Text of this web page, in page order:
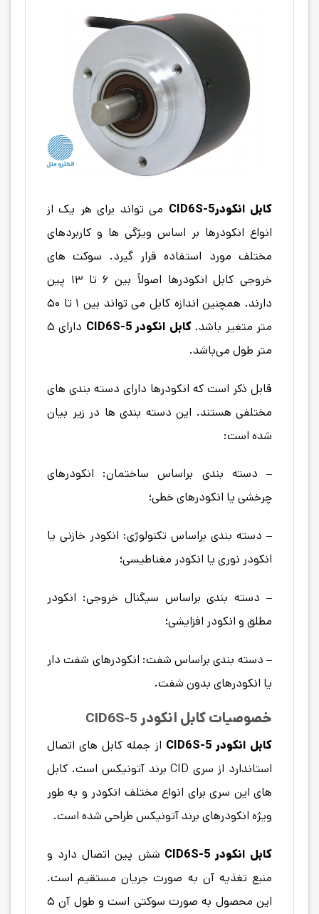
کابل انکودرCID6S-5 می تواند برای هر یک از
انواع انکودرها بر اساس ویژگی ها و کاربردهای
مختلف مورد استفاده قرار گیرد. سوکت های
خروجی کابل انکودرها اصولاً بین ۶ تا ۱۳ پین
دارند. همچنین اندازه کابل می تواند بین ۱ تا ۵۰
متر متغیر باشد.کابل انکودر CID6S-5
دارای ۵
متر طول می‌باشد.
قابل ذکر است که انکودرها دارای دسته بندی های
مختلفی هستند. این دسته بندی ها در زیر بیان
شده است:
– دسته بندی براساس ساختمان: انکودرهای
چرخشی یا انکودرهای خطی؛
– دسته بندی براساس تکنولوژی: انکودر خازنی یا
انکودر نوری یا انکودر مغناطیسی؛
– دسته بندی براساس سیگنال خروجی: انکودر
مطلق و انکودر افزایشی؛
– دسته بندی براساس شفت: انکودرهای شفت دار
یا انکودرهای بدون شفت.
خصوصیات کابل انکودر CID6S-5
کابل انکودر CID6S-5
از جمله کابل های اتصال
استاندارد از سری CID برند آتونیکس است. کابل
های این سری برای انواع مختلف انکودر و به طور
ویژه انکودرهای برند آتونیکس طراحی شده است.
کابل انکودر CID6S-5 شش پین اتصال دارد و
منبع تغذیه آن به صورت جریان مستقیم است.
این محصول به صورت سوکتی است و طول آن ۵